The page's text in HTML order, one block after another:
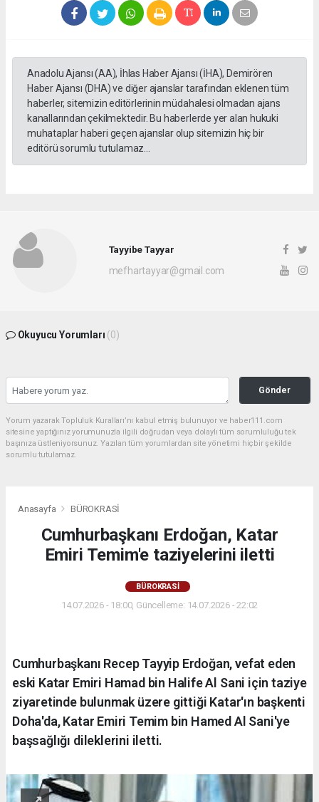
Anadolu Ajansı (AA), İhlas Haber Ajansı (İHA), Demirören
Haber Ajansı (DHA) ve diğer ajanslar tarafından eklenen tüm
haberler, sitemizin editörlerinin müdahalesi olmadan ajans
kanallarından çekilmektedir. Bu haberlerde yer alan hukuki
muhataplar haberi geçen ajanslar olup sitemizin hiç bir
editörü sorumlu tutulamaz...
Tayyibe Tayyar
mefhartayyar@gmail.com
Okuyucu Yorumları (0)
Gönder
Yorum yazarak Topluluk Kuralları’nı kabul etmiş bulunuyor ve haber111.com
sitesine yaptığınız yorumunuzla ilgili doğrudan veya dolaylı tüm sorumluluğu tek
başınıza üstleniyorsunuz. Yazılan tüm yorumlardan site yönetimi hiçbir şekilde
sorumlu tutulamaz.
Anasayfa BÜROKRASİ
Cumhurbaşkanı Erdoğan, Katar
Emiri Temim'e taziyelerini iletti
BÜROKRASİ
14.07.2026 - 18:00, Güncelleme: 14.07.2026 - 22:02
Cumhurbaşkanı Recep Tayyip Erdoğan, vefat eden
eski Katar Emiri Hamad bin Halife Al Sani için taziye
ziyaretinde bulunmak üzere gittiği Katar'ın başkenti
Doha'da, Katar Emiri Temim bin Hamed Al Sani'ye
başsağlığı dileklerini iletti.